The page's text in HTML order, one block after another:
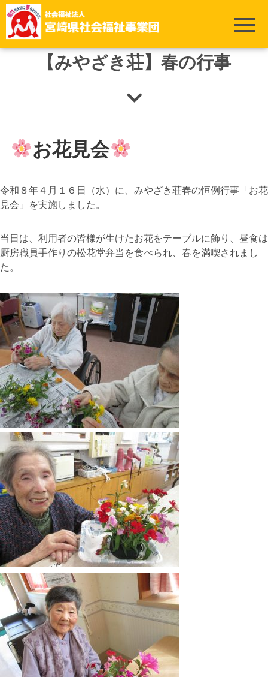
ホーム>みやざき荘>【みやざき荘】春の行事
【みやざき荘】春の行事
お花見会
令和８年４月１６日（水）に、みやざき荘春の恒例行事「お花
見会」を実施しました。
当日は、利用者の皆様が生けたお花をテーブルに飾り、昼食は
厨房職員手作りの松花堂弁当を食べられ、春を満喫されまし
た。